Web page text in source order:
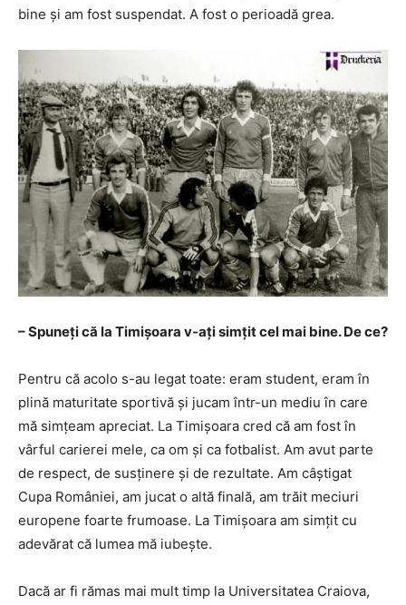
bine și am fost suspendat. A fost o perioadă grea.
– Spuneți că la Timișoara v-ați simțit cel mai bine. De ce?
Pentru că acolo s-au legat toate: eram student, eram în
plină maturitate sportivă și jucam într-un mediu în care
mă simțeam apreciat. La Timișoara cred că am fost în
vârful carierei mele, ca om și ca fotbalist. Am avut parte
de respect, de susținere și de rezultate. Am câștigat
Cupa României, am jucat o altă finală, am trăit meciuri
europene foarte frumoase. La Timișoara am simțit cu
adevărat că lumea mă iubește.
Dacă ar fi rămas mai mult timp la Universitatea Craiova,